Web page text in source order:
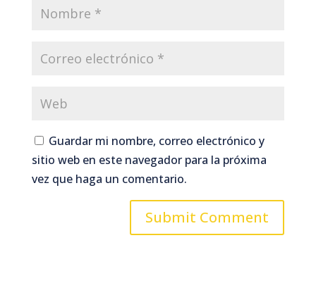
Guardar mi nombre, correo electrónico y
sitio web en este navegador para la próxima
vez que haga un comentario.